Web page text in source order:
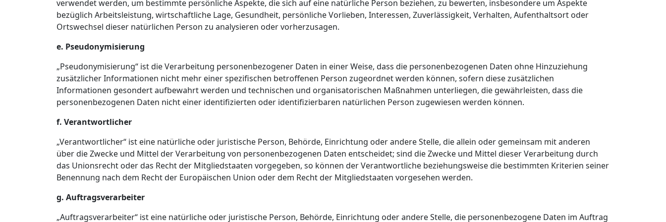
verwendet werden, um bestimmte persönliche Aspekte, die sich auf eine natürliche Person beziehen, zu bewerten, insbesondere um Aspekte
bezüglich Arbeitsleistung, wirtschaftliche Lage, Gesundheit, persönliche Vorlieben, Interessen, Zuverlässigkeit, Verhalten, Aufenthaltsort oder
Ortswechsel dieser natürlichen Person zu analysieren oder vorherzusagen.
e. Pseudonymisierung
„Pseudonymisierung“ ist die Verarbeitung personenbezogener Daten in einer Weise, dass die personenbezogenen Daten ohne Hinzuziehung
zusätzlicher Informationen nicht mehr einer spezifischen betroffenen Person zugeordnet werden können, sofern diese zusätzlichen
Informationen gesondert aufbewahrt werden und technischen und organisatorischen Maßnahmen unterliegen, die gewährleisten, dass die
personenbezogenen Daten nicht einer identifizierten oder identifizierbaren natürlichen Person zugewiesen werden können.
f. Verantwortlicher
„Verantwortlicher“ ist eine natürliche oder juristische Person, Behörde, Einrichtung oder andere Stelle, die allein oder gemeinsam mit anderen
über die Zwecke und Mittel der Verarbeitung von personenbezogenen Daten entscheidet; sind die Zwecke und Mittel dieser Verarbeitung durch
das Unionsrecht oder das Recht der Mitgliedstaaten vorgegeben, so können der Verantwortliche beziehungsweise die bestimmten Kriterien seiner
Benennung nach dem Recht der Europäischen Union oder dem Recht der Mitgliedstaaten vorgesehen werden.
g. Auftragsverarbeiter
„Auftragsverarbeiter“ ist eine natürliche oder juristische Person, Behörde, Einrichtung oder andere Stelle, die personenbezogene Daten im Auftrag